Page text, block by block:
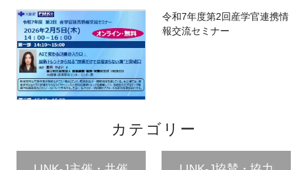
令和7年度第2回産学官連携情
報交流セミナー
カテゴリー